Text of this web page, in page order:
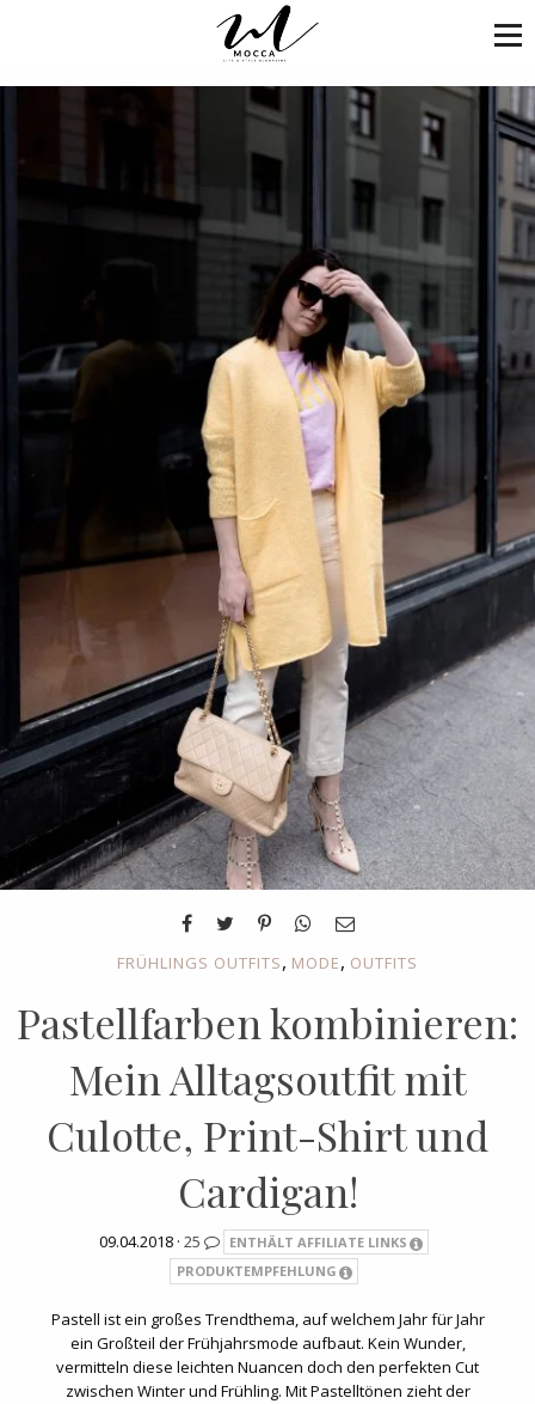
FRÜHLINGS OUTFITS, MODE, OUTFITS
Pastellfarben kombinieren:
Mein Alltagsoutfit mit
Culotte, Print-Shirt und
Cardigan!
09.04.2018 · 25
ENTHÄLT AFFILIATE LINKS
PRODUKTEMPFEHLUNG
Pastell ist ein großes Trendthema, auf welchem Jahr für Jahr
ein Großteil der Frühjahrsmode aufbaut. Kein Wunder,
vermitteln diese leichten Nuancen doch den perfekten Cut
zwischen Winter und Frühling. Mit Pastelltönen zieht der